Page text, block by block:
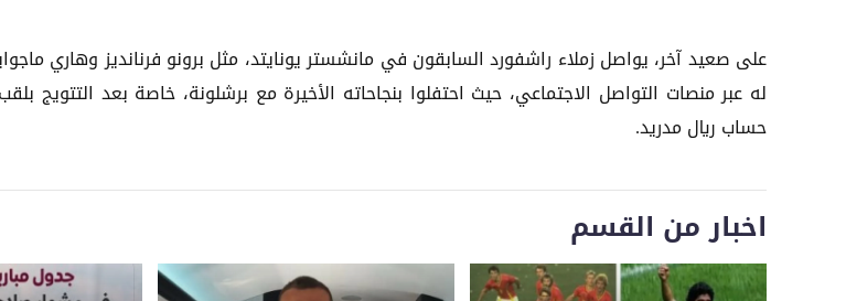
على صعيد آخر، يواصل زملاء راشفورد السابقون في مانشستر يونايتد، مثل برونو فرنانديز وهاري
له عبر منصات التواصل الاجتماعي، حيث احتفلوا بنجاحاته الأخيرة مع برشلونة، خاصة بعد التتويج
حساب ريال مدريد.
اخبار من القسم